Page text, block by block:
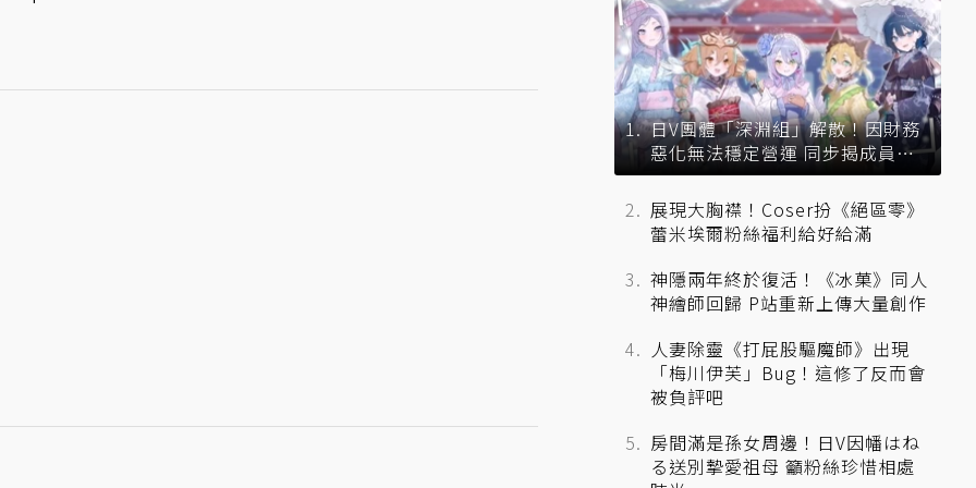
日V團體「深淵組」解散！因財務
惡化無法穩定營運 同步揭成員未
來去向
展現大胸襟！Coser扮《絕區零》
蕾米埃爾粉絲福利給好給滿
神隱兩年終於復活！《冰菓》同人
神繪師回歸 P站重新上傳大量創作
人妻除靈《打屁股驅魔師》出現
「梅川伊芙」Bug！這修了反而會
被負評吧
房間滿是孫女周邊！日V因幡はね
る送別摯愛祖母 籲粉絲珍惜相處